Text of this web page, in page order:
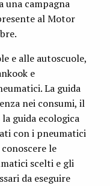
una campagna
al Motor
e alle autoscuole,
e
La guida
nei consumi, il
guida ecologica
con i pneumatici
le
scelti e gli
da eseguire